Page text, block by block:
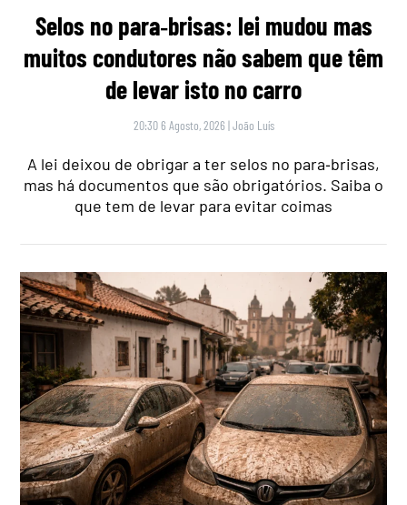
Selos no para‑brisas: lei mudou mas
muitos condutores não sabem que têm
de levar isto no carro
20:30 6 Agosto, 2026 |João Luís
A lei deixou de obrigar a ter selos no para‑brisas,
mas há documentos que são obrigatórios. Saiba o
que tem de levar para evitar coimas